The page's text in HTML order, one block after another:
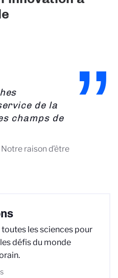
de la
champs de
Notre raison d’être
les sciences pour
défis du monde